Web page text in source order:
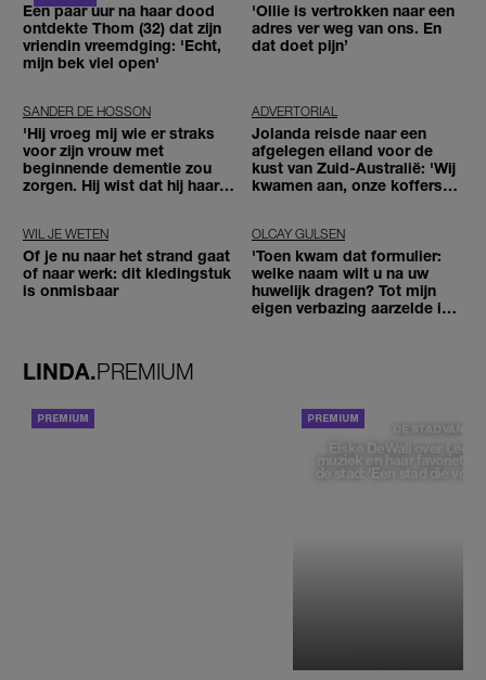
Een paar uur na haar dood
ontdekte Thom (32) dat zijn
vriendin vreemdging: 'Echt,
mijn bek viel open'
'Ollie is vertrokken naar een
adres ver weg van ons. En
dat doet pijn’
SANDER DE HOSSON
'Hij vroeg mij wie er straks
voor zijn vrouw met
beginnende dementie zou
zorgen. Hij wist dat hij haar
ADVERTORIAL
Jolanda reisde naar een
afgelegen eiland voor de
kust van Zuid-Australië: 'Wij
kwamen aan, onze koffers
WIL JE WETEN
Of je nu naar het strand gaat
of naar werk: dit kledingstuk
is onmisbaar
OLCAY GULSEN
'Toen kwam dat formulier:
welke naam wilt u na uw
huwelijk dragen? Tot mijn
eigen verbazing aarzelde ik
LINDA.PREMIUM
DE STAD VAN
Elske DeWall over
muziek en haar favoriete
de stad: 'Een stad die